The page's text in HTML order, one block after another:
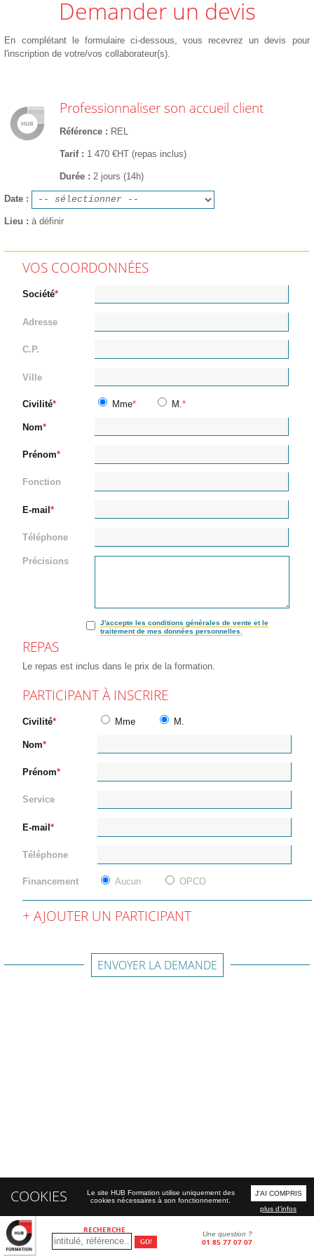
RECHERCHE Une question ?
01 85 77 07 07
Demander un devis
En complétant le formulaire ci-dessous, vous recevrez un devis pour
l'inscription de votre/vos collaborateur(s).
Professionnaliser son accueil client
Référence REL
Tarif 1 470 €HT (repas inclus)
Durée 2 jours (14h)
Date
Lieu à définir
VOS COORDONNÉES
Société
Adresse
C.P.
Ville
Civilité Mme M.
Nom
Prénom
Fonction
E-mail
Téléphone
Précisions
J'accepte les conditions générales de vente et le
traitement de mes données personnelles.
REPAS
Le repas est inclus dans le prix de la formation.
PARTICIPANT À INSCRIRE
Civilité Mme M.
Nom
Prénom
Service
E-mail
Téléphone
Financement Aucun OPCO
AJOUTER UN PARTICIPANT
ENVOYER LA DEMANDE
COOKIES
Le site HUB Formation utilise uniquement des
cookies nécessaires à son fonctionnement.
J'AI COMPRIS
plus d'infos